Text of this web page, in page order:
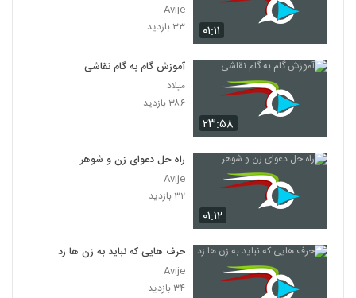
۰۱:۱۱
Avije
۳۳ بازدید
۲۳:۵۸
آموزش گام به گام نقاشی
میلاد
۳۸۶ بازدید
۰۱:۱۲
راه حل دعوای زن و شوهر
Avije
۳۲ بازدید
حرف هایی که نباید به زن ها زد
Avije
۳۴ بازدید